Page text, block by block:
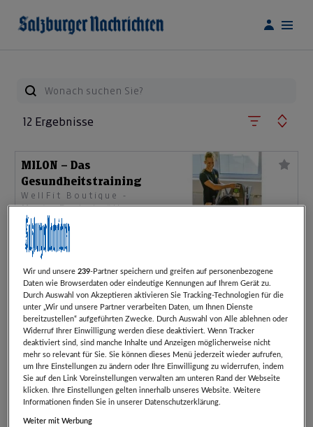
12 Ergebnisse
MILON – Das
Gesundheitstraining
WellFit Boutique -
Mario Eschelmüller &
Anna Ganzenbacher
Personaltraining für
Frauen
Körperzeit by Gitti
Quehenberger
ab nur€ 50,00
statt€ 100,00 Artikel beendet
Personaltraining by
Wir und unsere239-Partner speichern und greifen auf personenbezogene
Daten wie Browserdaten oder eindeutige Kennungen auf Ihrem Gerät zu.
Durch Auswahl von Akzeptieren aktivieren Sie Tracking-Technologien für die
unter „Wir und unsere Partner verarbeiten Daten, um Ihnen Dienste
bereitzustellen“ aufgeführten Zwecke. Durch Auswahl von Alle ablehnen oder
Widerruf Ihrer Einwilligung werden diese deaktiviert. Wenn Tracker
deaktiviert sind, sind manche Inhalte und Anzeigen möglicherweise nicht
mehr so relevant für Sie. Sie können dieses Menü jederzeit wieder aufrufen,
um Ihre Einstellungen zu ändern oder Ihre Einwilligung zu widerrufen, indem
Sie auf den Link Voreinstellungen verwalten am unteren Rand der Webseite
klicken. Ihre Einstellungen gelten innerhalb unseres Website. Weitere
Informationen finden Sie in unserer Datenschutzerklärung.
Weiter mit Werbung